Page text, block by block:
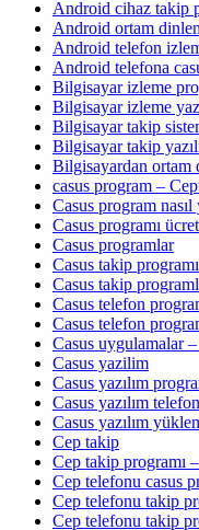
Android cihaz takip
Android ortam
Android telefon
Android telefona
Bilgisayar izleme
Bilgisayar izleme
Bilgisayar takip
Bilgisayar takip
Bilgisayardan ortam
casus program –
Casus program
Casus programı
Casus programlar
Casus takip
Casus takip
Casus telefon
Casus telefon
Casus uygulamalar
Casus yazilim
Casus yazılım
Casus yazılım
Casus yazılım
Cep takip
Cep takip programı
Cep telefonu casus
Cep telefonu takip
Cep telefonu takip